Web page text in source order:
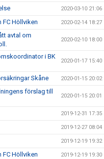
2020-03-10 21:06
Höllviken 2020-02-14 18:27
avtal om
2020-02-10 18:00
i BK
2020-01-17 15:40
Skåne 2020-01-15 20:02
förslag till
2020-01-15 20:01
2019-12-31 17:35
2019-12-27 08:04
2019-12-19 19:32
Höllviken 2019-12-19 19:30